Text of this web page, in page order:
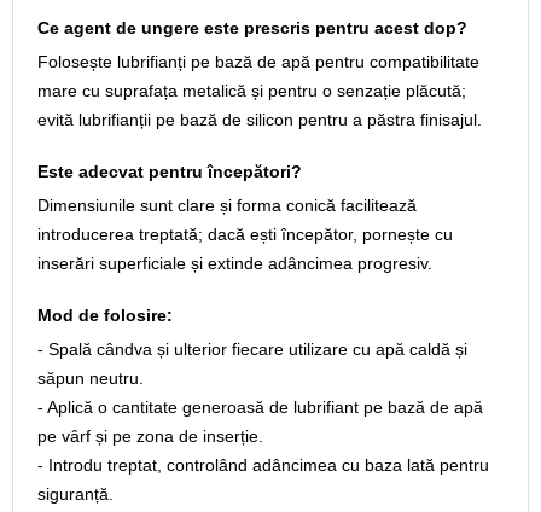
Ce agent de ungere este prescris pentru acest dop?
Folosește lubrifianți pe bază de apă pentru compatibilitate
mare cu suprafața metalică și pentru o senzație plăcută;
evită lubrifianții pe bază de silicon pentru a păstra finisajul.
Este adecvat pentru începători?
Dimensiunile sunt clare și forma conică facilitează
introducerea treptată; dacă ești începător, pornește cu
inserări superficiale și extinde adâncimea progresiv.
Mod de folosire:
- Spală cândva și ulterior fiecare utilizare cu apă caldă și
săpun neutru.
- Aplică o cantitate generoasă de lubrifiant pe bază de apă
pe vârf și pe zona de inserție.
- Introdu treptat, controlând adâncimea cu baza lată pentru
siguranță.